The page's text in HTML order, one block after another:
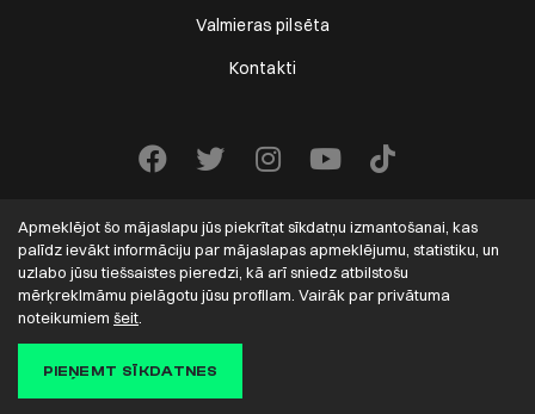
Valmieras pilsēta
Kontakti
VALMIERA FC2022-2026. Visas tiesības aizsargātas.
Solution:
Apmeklējot šo mājaslapu jūs piekrītat sīkdatņu izmantošanai, kas
palīdz ievākt informāciju par mājaslapas apmeklējumu, statistiku, un
uzlabo jūsu tiešsaistes pieredzi, kā arī sniedz atbilstošu
mērķreklmāmu pielāgotu jūsu profilam. Vairāk par privātuma
noteikumiem šeit
PIEŅEMT SĪKDATNES